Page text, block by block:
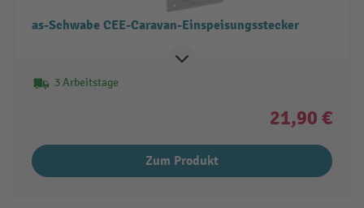
as-Schwabe CEE-Caravan-Einspeisungsstecker
3 Arbeitstage
21,90 €
Zum Produkt